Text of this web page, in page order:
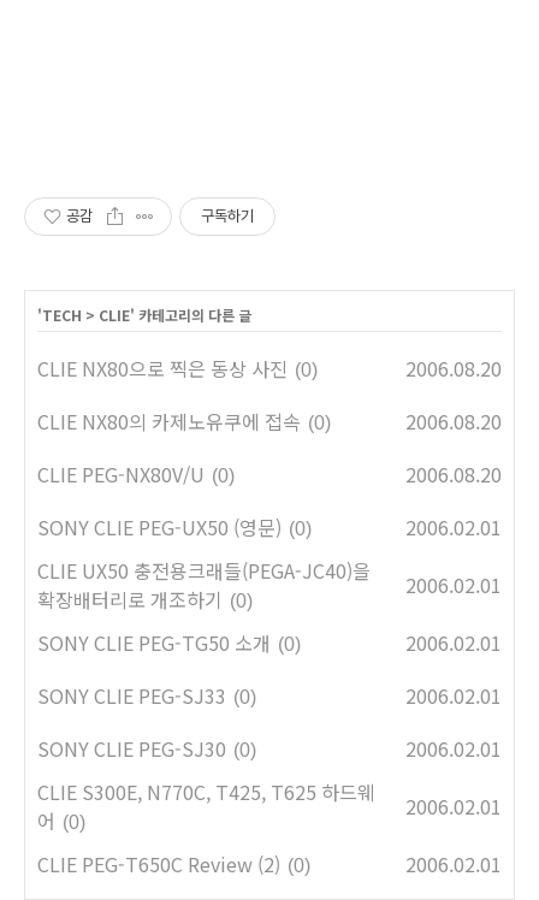
공감 구독하기
'TECH > CLIE' 카테고리의 다른 글
CLIE NX80으로 찍은 동상 사진 (0)
2006.08.20
CLIE NX80의 카제노유쿠에 접속 (0)
2006.08.20
CLIE PEG-NX80V/U (0)
2006.08.20
SONY CLIE PEG-UX50 (영문) (0)
2006.02.01
CLIE UX50 충전용크래들(PEGA-JC40)을
확장배터리로 개조하기 (0)
2006.02.01
SONY CLIE PEG-TG50 소개 (0)
2006.02.01
SONY CLIE PEG-SJ33 (0)
2006.02.01
SONY CLIE PEG-SJ30 (0)
2006.02.01
CLIE S300E, N770C, T425, T625 하드웨
어 (0)
2006.02.01
CLIE PEG-T650C Review (2) (0) 2006.02.01